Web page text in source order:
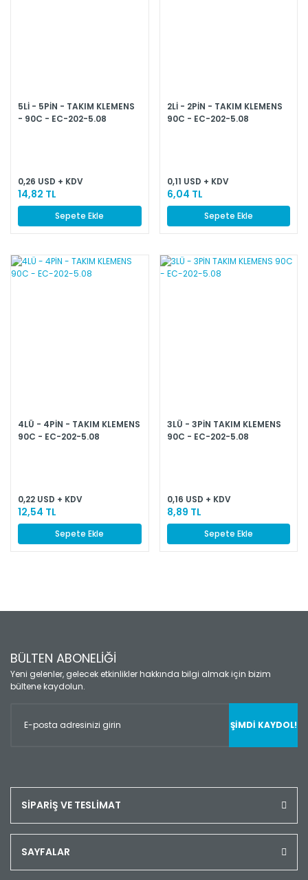
5Lİ - 5PİN - TAKIM KLEMENS
- 90C - EC-202-5.08
0,26 USD + KDV
14,82 TL
Sepete Ekle
2Lİ - 2PİN - TAKIM KLEMENS
90C - EC-202-5.08
0,11 USD + KDV
6,04 TL
Sepete Ekle
4LÜ - 4PİN - TAKIM KLEMENS
90C - EC-202-5.08
0,22 USD + KDV
12,54 TL
Sepete Ekle
3LÜ - 3PİN TAKIM KLEMENS
90C - EC-202-5.08
0,16 USD + KDV
8,89 TL
Sepete Ekle
BÜLTEN ABONELİĞİ
Yeni gelenler, gelecek etkinlikler hakkında bilgi almak için bizim
bültene kaydolun.
ŞİMDİ KAYDOL!
SİPARİŞ VE TESLİMAT
SAYFALAR